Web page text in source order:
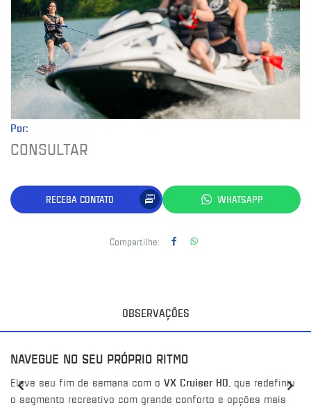
Por:
CONSULTAR
RECEBA CONTATO WHATSAPP
Compartilhe:
OBSERVAÇÕES
NAVEGUE NO SEU PRÓPRIO RITMO
Eleve seu fim de semana com o VX Cruiser HO , que redefiniu
o segmento recreativo com grande conforto e opções mais